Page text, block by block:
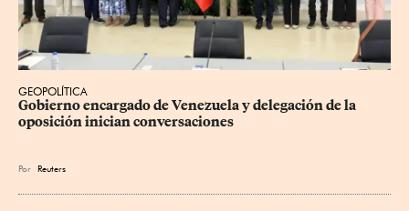
GEOPOLÍTICA
Gobierno encargado de Venezuela y delegación de la
oposición inician conversaciones
Por Reuters